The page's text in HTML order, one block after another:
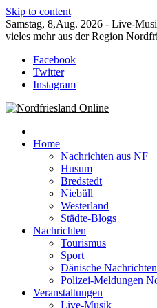
Skip to content
Samstag, 8,Aug. 2026 - Live-
vieles mehr aus der Region
Facebook
Twitter
Instagram
Nordfriesland
Der Blog mit Nachrichten und
HusumHome
Nachrichten aus NF
Husum
Bredstedt
Niebüll
Westerland
Städte-Blogs
Nachrichten
Tourismus
Sport
Dänische Nachrichten
Polizei-Meldungen
Veranstaltungen
Live-Musik